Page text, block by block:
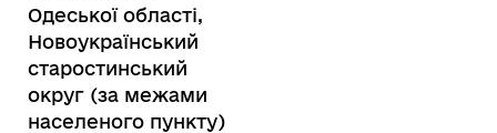
Одеської області,
Новоукраїнський
старостинський
округ (за межами
населеного пункту)